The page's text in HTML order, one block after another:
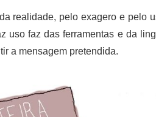
realidade, pelo exagero e pelo
faz das ferramentas e da
a mensagem pretendida.